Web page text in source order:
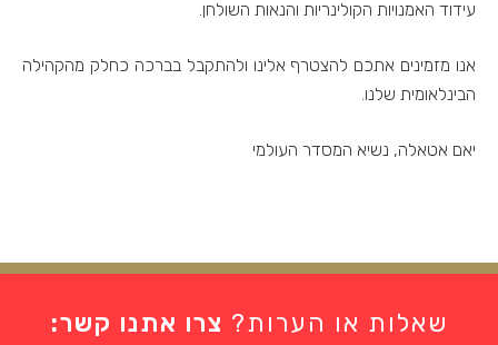
עידוד האמנויות הקולינריות והנאות השולחן.
אנו מזמינים אתכם להצטרף אלינו ולהתקבל בברכה כחלק מהקהילה
הבינלאומית שלנו.
יאם אטאלה, נשיא המסדר העולמי
שאלות או הערות? צרו אתנו קשר: